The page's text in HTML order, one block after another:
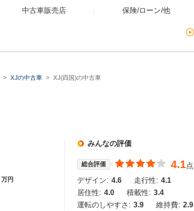
中古車販売店 保険/ローン/他
XJの中古車 XJ(四国)の中古車
万円
みんなの評価
総合評価 4.1点
デザイン: 4.6 走行性: 4.1
居住性: 4.0 積載性: 3.4
運転のしやすさ: 3.9 維持費: 2.9